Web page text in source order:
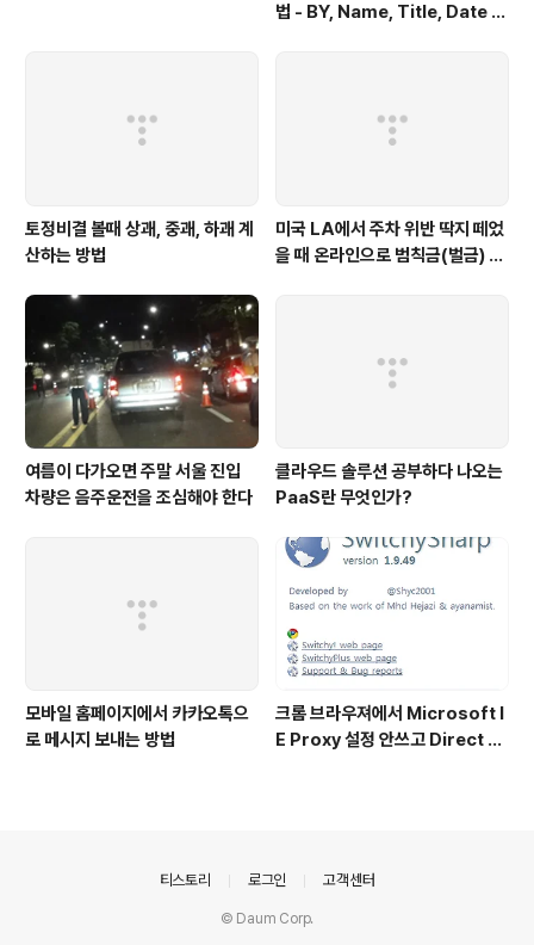
법 - BY, Name, Title, Date Si
토정비결 볼때 상괘, 중괘, 하괘 계
산하는 방법
미국 LA에서 주차 위반 딱지 떼었
을 때 온라인으로 범칙금(벌금) 내
여름이 다가오면 주말 서울 진입
차량은 음주운전을 조심해야 한다
클라우드 솔루션 공부하다 나오는
PaaS란 무엇인가?
모바일 홈페이지에서 카카오톡으
로 메시지 보내는 방법
크롬 브라우져에서 Microsoft I
E Proxy 설정 안쓰고 Direct C
티스토리 로그인 고객센터
© Daum Corp.